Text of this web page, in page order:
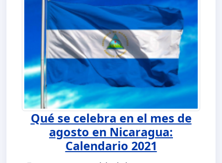
Qué se celebra en el mes de
agosto en Nicaragua:
Calendario 2021